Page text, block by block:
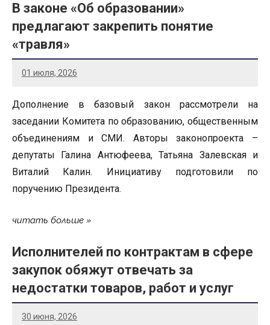
В законе «Об образовании»
предлагают закрепить понятие
«травля»
01 июля, 2026
Дополнение в базовый закон рассмотрели на
заседании Комитета по образованию, общественным
объединениям и СМИ. Авторы законопроекта –
депутаты Галина Антюфеева, Татьяна Залевская и
Виталий Калин. Инициативу подготовили по
поручению Президента.
читать больше
Исполнителей по контрактам в сфере
закупок обяжут отвечать за
недостатки товаров, работ и услуг
30 июня, 2026